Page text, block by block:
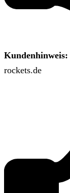
Kundenhinweis:
rockets.de